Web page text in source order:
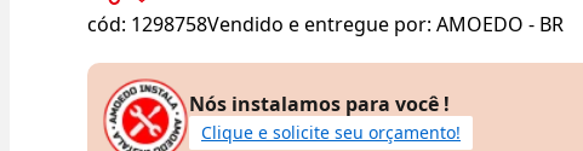
cód: 1298758Vendido e entregue por: AMOEDO - BR
Nós instalamos para você !
Clique e solicite seu orçamento!